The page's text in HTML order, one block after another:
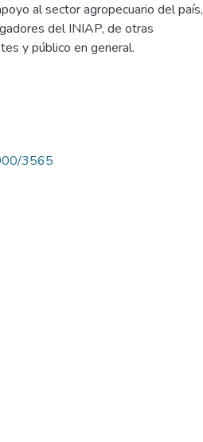
al sector agropecuario del país,
del INIAP, de otras
y público en general.
3565